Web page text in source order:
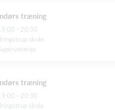
træning
- 20:30
skole
træning
- 20:30
skole